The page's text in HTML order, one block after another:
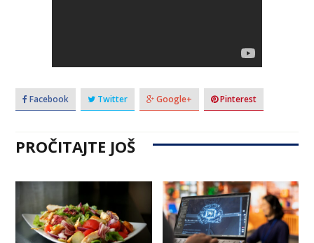
Facebook Twitter Google+ Pinterest
PROČITAJTE JOŠ